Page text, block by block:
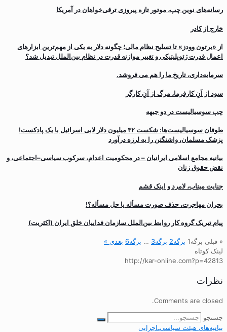
رسانه‌های نوین چپ، موتور تازه پیروزی ترقی‌خواهان در آمریکا
خارج از کادر
از «برتون وودز» تا تسلیح نظام مالی؛ چگونه دلار به یکی از مهم‌ترین ابزارهای
اعمال قدرت ژئوپلیتیکی و تغییر موازنه قدرت در نظام بین‌الملل تبدیل شد؟
سرمایه‌داری، تاریخ ما را هم می فروشد.
سود از آنِ کارفرما، مرگ از آنِ کارگر
چپ سوسیالیست در دو جبهه
طوفان سوسیالیست‌ها: شکست ۳۲ میلیون دلار لابی اسرائیل با یک پادکست!
پزشک مسلمان، واشنگتن را به لرزه درآورد
بیانیه مجامع اسلامی ایرانیان – در محکومیت اعدام، سرکوب سیاسی–اجتماعی، و
نقض حقوق زنان
جنایت میناب، لامرد و اینک قشم
بحران مهاجرت‌، حذف صورت مسأله یا حل مسأله؟!
پیام تبریک گروه کار روابط بین‌الملل سازمان فداییان خلق ایران (اکثریت)
« قبلی برگه1 برگه2 برگه3
… برگه6 بعدی »
لینک کوتاه
http://kar-online.com?p=42813
نظرات
Comments are closed.
جستجو
بیانیه‌های هیئت‌ سیاسی‌ـ‌اجرایی